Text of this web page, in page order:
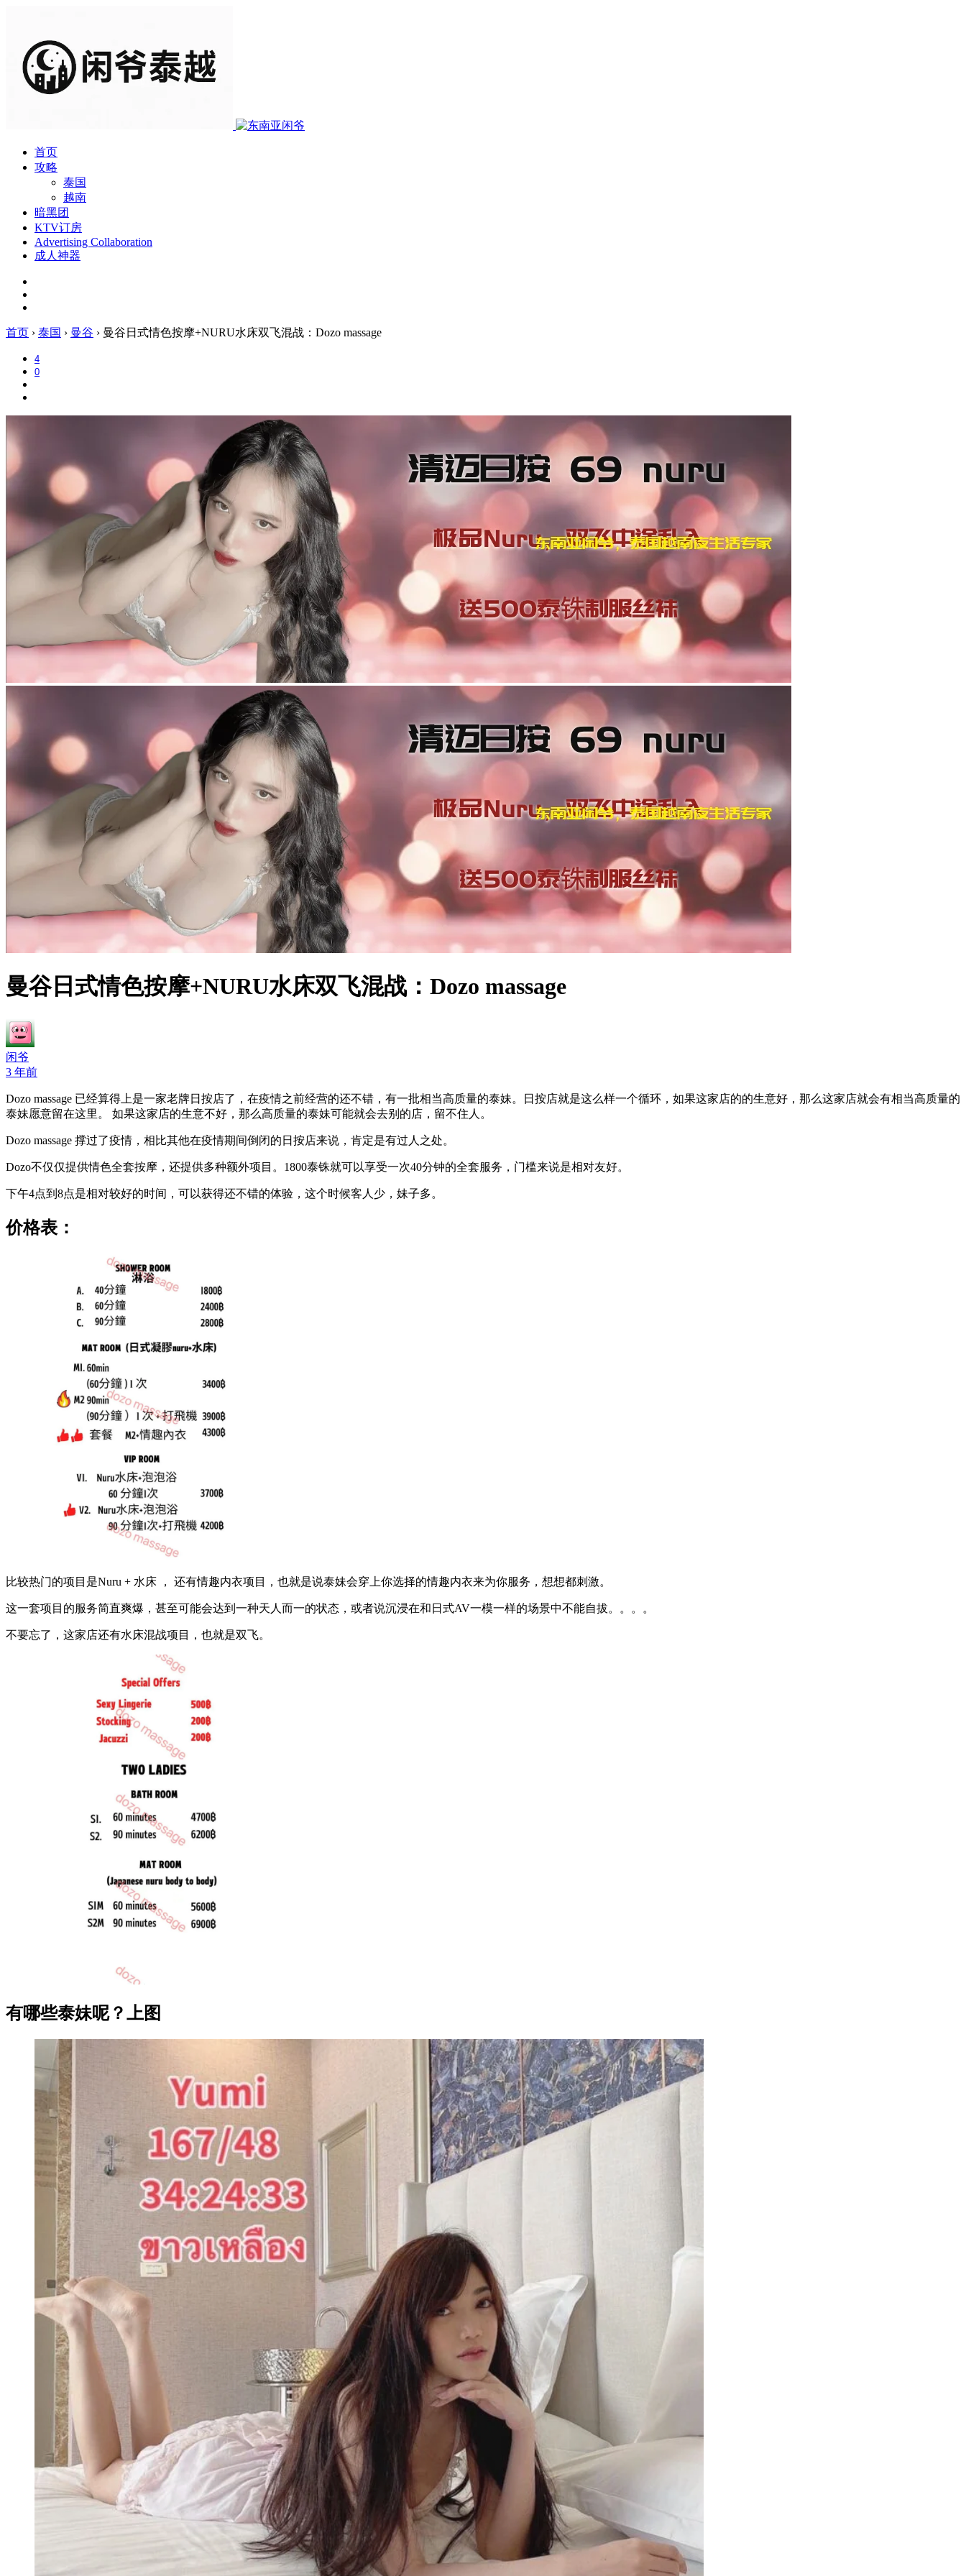
首页
攻略
泰国
越南
暗黑团
KTV订房
Advertising Collaboration
成人神器
首页 › 泰国 › 曼谷 › 曼谷日式情色按摩+NURU水床双飞混战：Dozo massage
4
0
曼谷日式情色按摩+NURU水床双飞混战：Dozo massage
闲爷
3 年前
Dozo massage 已经算得上是一家老牌日按店了，在疫情之前经营的还不错，有一批相当高质量的泰妹。日按店就是这么样一个循环，如果这家店的的生意好，那么这家店就会有相当高质量的
泰妹愿意留在这里。 如果这家店的生意不好，那么高质量的泰妹可能就会去别的店，留不住人。
Dozo massage 撑过了疫情，相比其他在疫情期间倒闭的日按店来说，肯定是有过人之处。
Dozo不仅仅提供情色全套按摩，还提供多种额外项目。1800泰铢就可以享受一次40分钟的全套服务，门槛来说是相对友好。
下午4点到8点是相对较好的时间，可以获得还不错的体验，这个时候客人少，妹子多。
价格表：
比较热门的项目是Nuru + 水床 ， 还有情趣内衣项目，也就是说泰妹会穿上你选择的情趣内衣来为你服务，想想都刺激。
这一套项目的服务简直爽爆，甚至可能会达到一种天人而一的状态，或者说沉浸在和日式AV一模一样的场景中不能自拔。。。。
不要忘了，这家店还有水床混战项目，也就是双飞。
有哪些泰妹呢？上图